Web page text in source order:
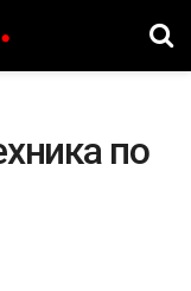
по